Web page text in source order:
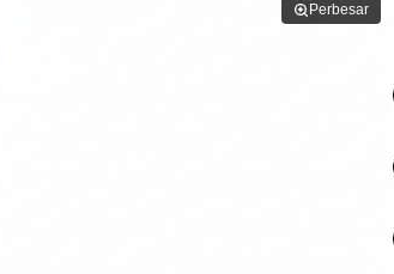
Perbesar